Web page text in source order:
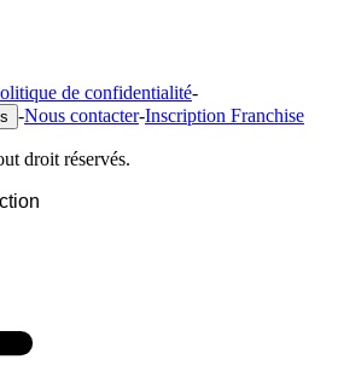
de confidentialité-
-Nous contacter-Inscription Franchise
droit réservés.